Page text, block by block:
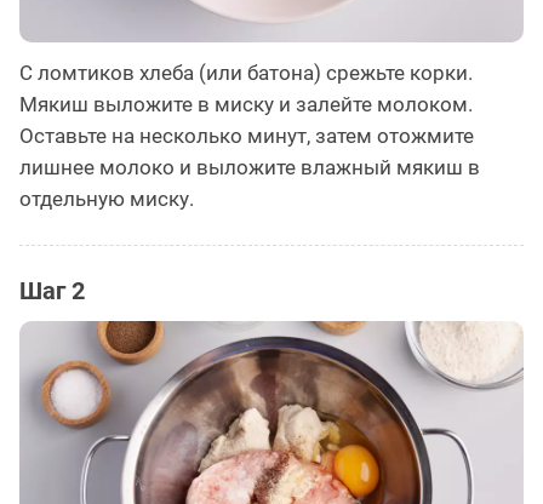
С ломтиков хлеба (или батона) срежьте корки.
Мякиш выложите в миску и залейте молоком.
Оставьте на несколько минут, затем отожмите
лишнее молоко и выложите влажный мякиш в
отдельную миску.
Шаг 2